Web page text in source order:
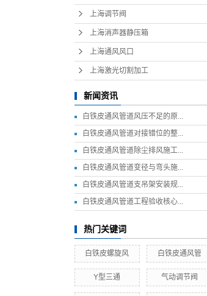
上海调节阀
上海消声器静压箱
上海通风风口
上海激光切割加工
新闻资讯
白铁皮通风管道风压不足的原...
白铁皮通风管道对接错位的整...
白铁皮通风管道除尘排风施工...
白铁皮通风管道变径与弯头施...
白铁皮通风管道支吊架安装规...
白铁皮通风管道工程验收核心...
热门关键词
白铁皮螺旋风 白铁皮通风管
Y型三通 气动调节阀